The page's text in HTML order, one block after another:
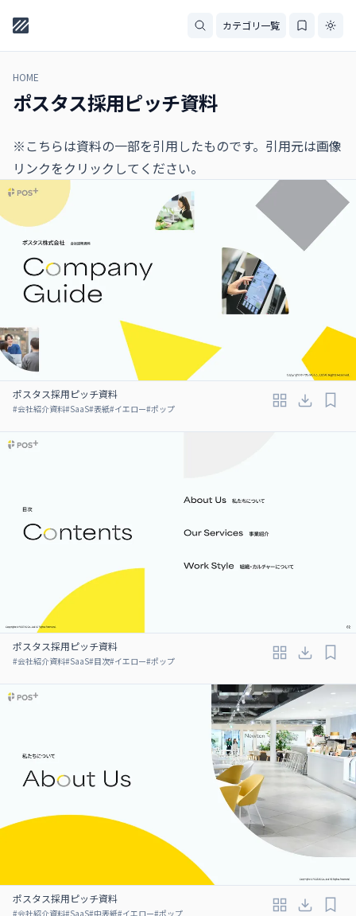
カテゴリ一覧
HOME
ポスタス採用ピッチ資料
※こちらは資料の一部を引用したものです。引用元は画像
リンクをクリックしてください。
ポスタス採用ピッチ資料
#会社紹介資料#SaaS#表紙#イエロー#ポップ
ポスタス採用ピッチ資料
#会社紹介資料#SaaS#目次#イエロー#ポップ
ポスタス採用ピッチ資料
#会社紹介資料#SaaS#中表紙#イエロー#ポップ